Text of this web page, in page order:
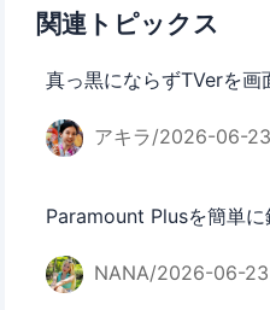
関連トピックス
真っ黒にならずTVerを画
アキラ/2026-06-23
Paramount Plusを簡単
NANA/2026-06-23